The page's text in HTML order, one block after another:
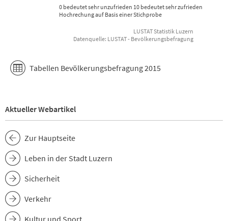
0 bedeutet sehr unzufrieden 10 bedeutet sehr zufrieden
Hochrechung auf Basis einer Stichprobe
LUSTAT Statistik Luzern
Datenquelle: LUSTAT - Bevölkerungsbefragung
Tabellen Bevölkerungsbefragung 2015
Aktueller Webartikel
Zur Hauptseite
Leben in der Stadt Luzern
Sicherheit
Verkehr
Kultur und Sport